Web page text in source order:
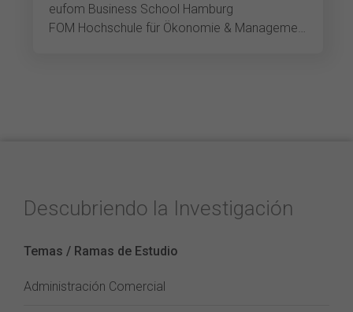
eufom Business School Hamburg
FOM Hochschule für Ökonomie & Management Hamburg
Descubriendo la Investigación
Temas / Ramas de Estudio
Administración Comercial